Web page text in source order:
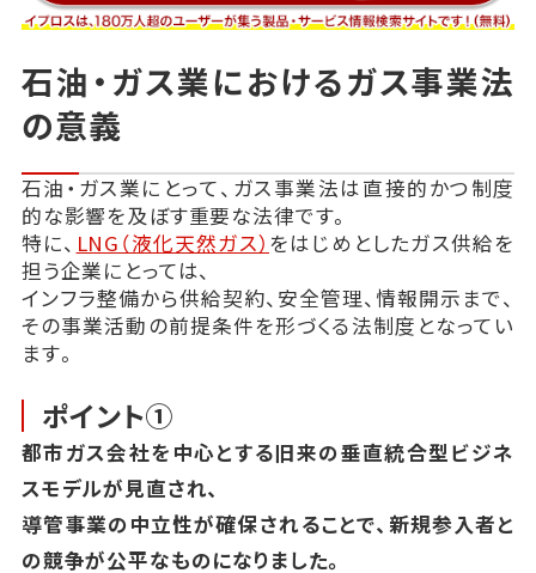
石油・ガス業におけるガス事業法
の意義
石油・ガス業にとって、ガス事業法は直接的かつ制度
的な影響を及ぼす重要な法律です。
特に、 LNG（液化天然ガス） をはじめとしたガス供給を
担う企業にとっては、
インフラ整備から供給契約、安全管理、情報開示まで、
その事業活動の前提条件を形づくる法制度となってい
ます。
ポイント①
都市ガス会社を中心とする旧来の垂直統合型ビジネ
スモデルが見直され、
導管事業の中立性が確保されることで、新規参入者と
の競争が公平なものになりました。